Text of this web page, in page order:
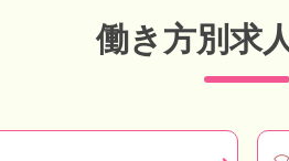
働き方別求